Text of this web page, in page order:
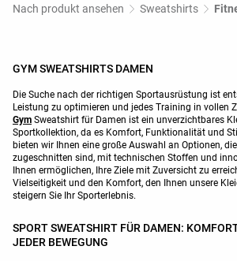
Nach produkt ansehen Sweatshirts
GYM SWEATSHIRTS DAMEN
Die Suche nach der richtigen Sportausrüstung ist
Leistung zu optimieren und jedes Training in vollen
Gym Sweatshirt für Damen ist ein unverzichtbares
Sportkollektion, da es Komfort, Funktionalität und
bieten wir Ihnen eine große Auswahl an Optionen,
zugeschnitten sind, mit technischen Stoffen und
Ihnen ermöglichen, Ihre Ziele mit Zuversicht zu
Vielseitigkeit und den Komfort, den Ihnen unsere
steigern Sie Ihr Sporterlebnis.
SPORT SWEATSHIRT FÜR DAMEN:
JEDER BEWEGUNG